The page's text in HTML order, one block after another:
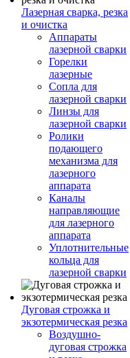
Лазерная сварка, резка
и очистка
Аппараты
лазерной сварки
Горелки
лазерные
Сопла для
лазерной сварки
Линзы для
лазерной сварки
Ролики
подающего
механизма для
лазерного
аппарата
Каналы
направляющие
для лазерного
аппарата
Уплотнительные
кольца для
лазерной сварки
Дуговая строжка и
экзотермическая резка
Воздушно-
дуговая строжка